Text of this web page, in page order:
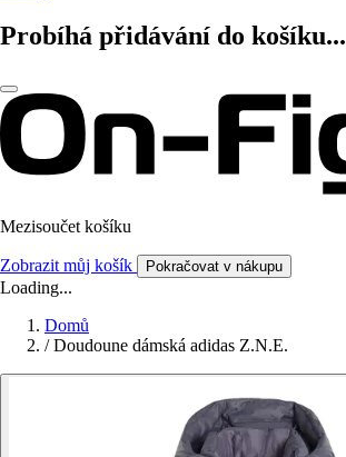
Probíhá přidávání do košíku...
Mezisoučet košíku
Zobrazit můj košík Pokračovat v nákupu
Loading...
Domů
/ Doudoune dámská adidas Z.N.E.